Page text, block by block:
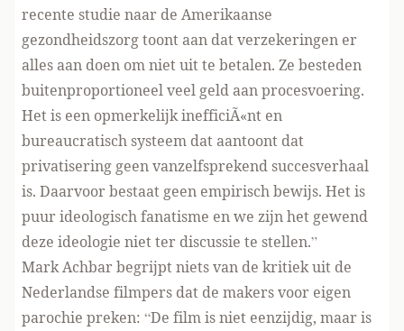
recente studie naar de Amerikaanse
gezondheidszorg toont aan dat verzekeringen er
alles aan doen om niet uit te betalen. Ze besteden
buitenproportioneel veel geld aan procesvoering.
Het is een opmerkelijk inefficiÃ«nt en
bureaucratisch systeem dat aantoont dat
privatisering geen vanzelfsprekend succesverhaal
is. Daarvoor bestaat geen empirisch bewijs. Het is
puur ideologisch fanatisme en we zijn het gewend
deze ideologie niet ter discussie te stellen.”
Mark Achbar begrijpt niets van de kritiek uit de
Nederlandse filmpers dat de makers voor eigen
parochie preken: “De film is niet eenzijdig, maar is